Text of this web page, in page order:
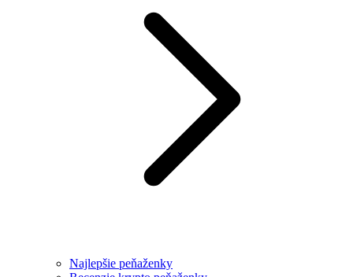
Najlepšie peňaženky